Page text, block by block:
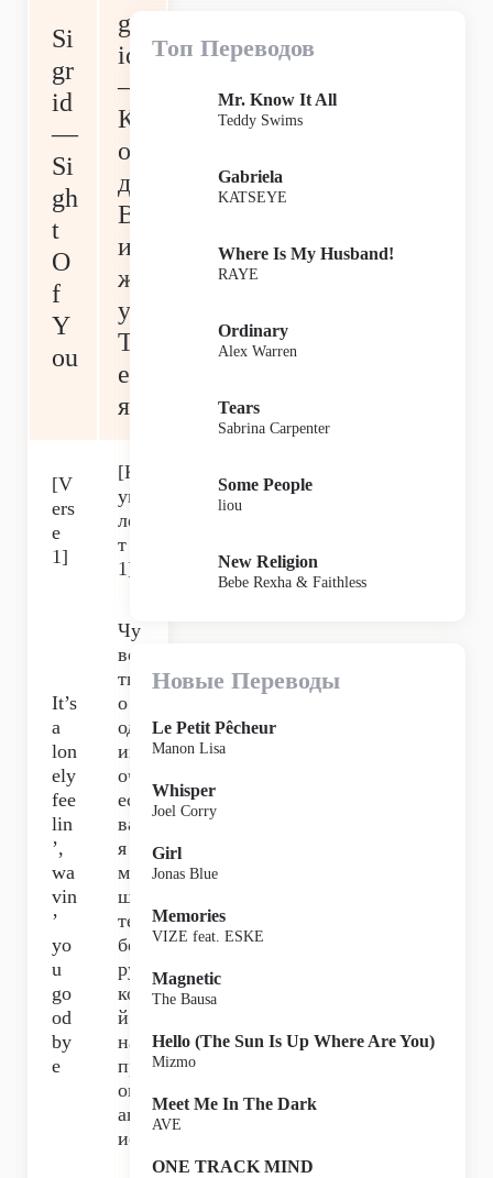
Si
gr
id
—
Si
gh
t
O
f
Y
ou
gr
id
—
К
ог
да
В
и
ж
у
Т
еб
я
[V
ers
e
1]
[К
уп
ле
т
1]
It’s
a
lon
ely
fee
lin
’,
wa
vin
’
yo
u
go
od
by
e
Чу
вс
тв
о
од
ин
оч
ест
ва,
я
ма
шу
те
бе
ру
ко
й
на
пр
ощ
ан
ие.
Топ Переводов
Mr. Know It All
Teddy Swims
Gabriela
KATSEYE
Where Is My Husband!
RAYE
Ordinary
Alex Warren
Tears
Sabrina Carpenter
Some People
liou
New Religion
Bebe Rexha & Faithless
Новые Переводы
Le Petit Pêcheur
Manon Lisa
Whisper
Joel Corry
Girl
Jonas Blue
Memories
VIZE feat. ESKE
Magnetic
The Bausa
Hello (The Sun Is Up Where Are You)
Mizmo
Meet Me In The Dark
AVE
ONE TRACK MIND